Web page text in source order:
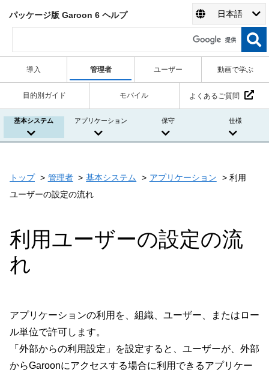
パッケージ版 Garoon 6 ヘルプ 日本語
導入 管理者 ユーザー 動画で学ぶ
目的別ガイド モバイル よくあるご質問
基本システム アプリケーション 保守 仕様
トップ 管理者 基本システム アプリケーション
利用
ユーザーの設定の流れ
利用ユーザーの設定の流
れ
アプリケーションの利用を、組織、ユーザー、またはロー
ル単位で許可します。
「外部からの利用設定」を設定すると、ユーザーが、外部
からGaroonにアクセスする場合に利用できるアプリケー